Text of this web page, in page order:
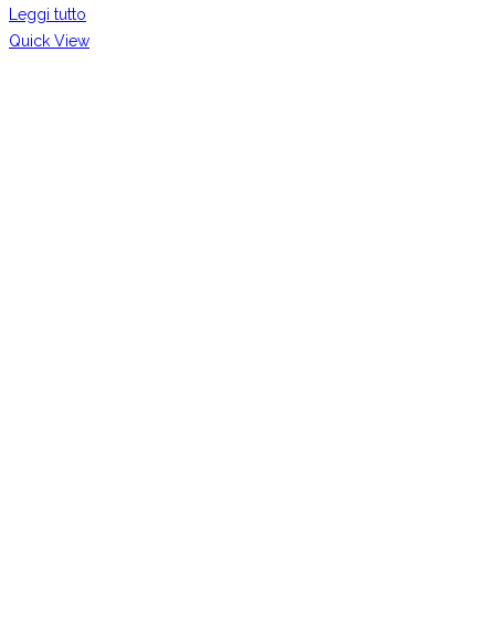
Leggi tutto
Quick View